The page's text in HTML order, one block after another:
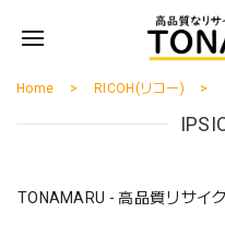
Home RICOH(リコー)
TONAMARU - 高品質リサイ